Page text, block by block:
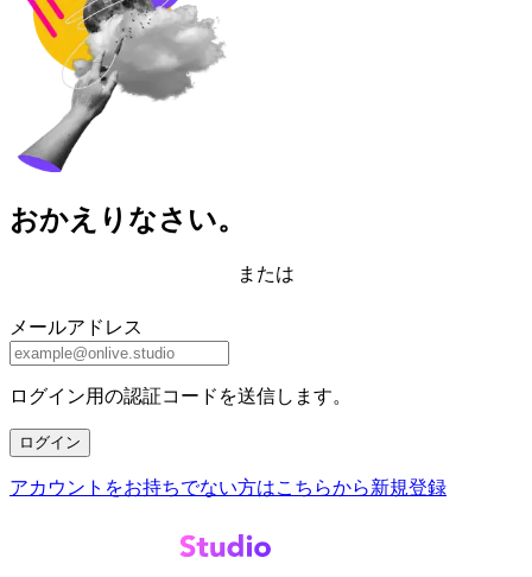
おかえりなさい。
または
メールアドレス
ログイン用の認証コードを送信します。
ログイン
アカウントをお持ちでない方はこちらから新規登録